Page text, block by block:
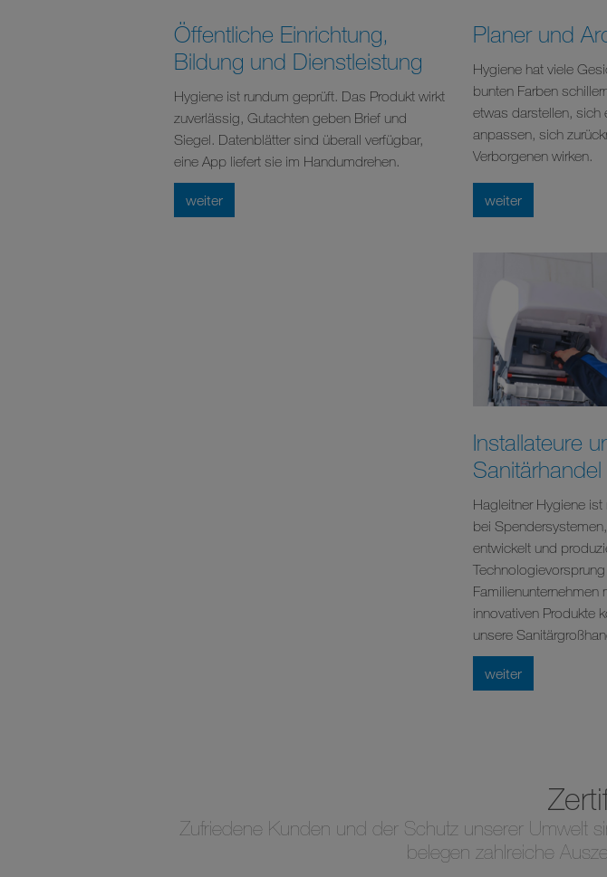
Öffentliche Einrichtung,
Bildung und Dienstleistung
Hygiene ist rundum geprüft. Das Produkt wirkt
zuverlässig, Gutachten geben Brief und
Siegel. Datenblätter sind überall verfügbar,
eine App liefert sie im Handumdrehen.
weiter
Planer und
Hygiene hat viele
bunten Farben
etwas darstellen, sich
anpassen, sich
Verborgenen wirken.
weiter
Installateure
Sanitärhandel
Hagleitner Hygiene ist
bei
entwickelt und
Familienunternehmen
innovativen Produkte
unsere
weiter
Zufriedene Kunden und der Schutz unserer Umwelt
belegen zahlreiche